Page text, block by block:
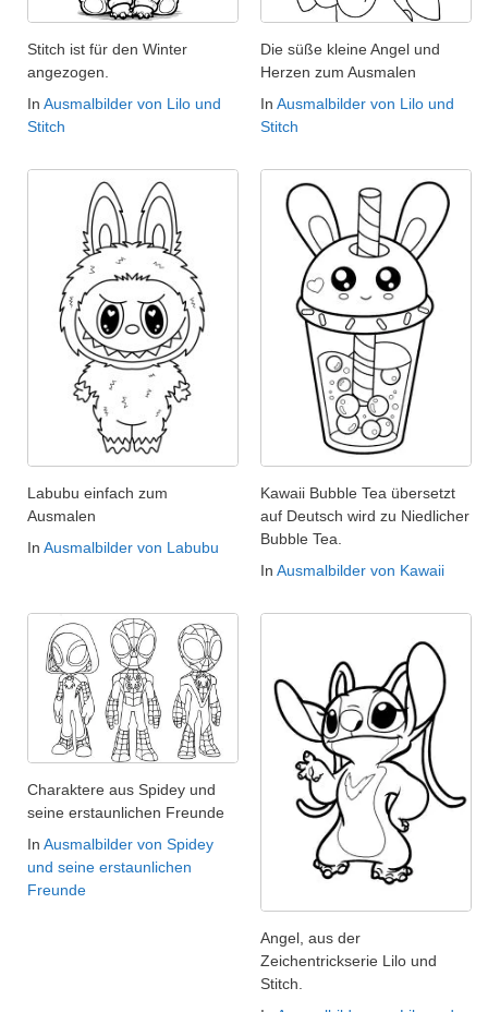
Stitch ist für den Winter
angezogen.
In Ausmalbilder von Lilo und
Stitch
Die süße kleine Angel und
Herzen zum Ausmalen
In Ausmalbilder von Lilo und
Stitch
Labubu einfach zum
Ausmalen
In Ausmalbilder von Labubu
Kawaii Bubble Tea übersetzt
auf Deutsch wird zu Niedlicher
Bubble Tea.
In Ausmalbilder von Kawaii
Charaktere aus Spidey und
seine erstaunlichen Freunde
In Ausmalbilder von Spidey
und seine erstaunlichen
Freunde
Angel, aus der
Zeichentrickserie Lilo und
Stitch.